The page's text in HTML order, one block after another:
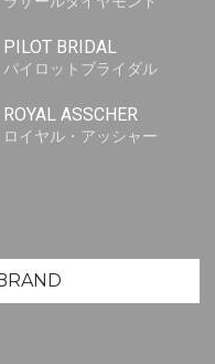
PILOT BRIDAL
パイロットブライダル
ROYAL ASSCHER
ロイヤル・アッシャー